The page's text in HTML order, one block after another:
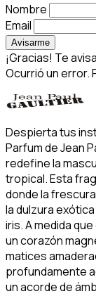
Nombre
Email
Avisarme
¡Gracias! Te
Ocurrió un error.
Despierta tus
Parfum de Jean
redefine la
tropical. Esta
donde la
la dulzura
iris. A medida
un corazón
matices
profundamente
un acorde de